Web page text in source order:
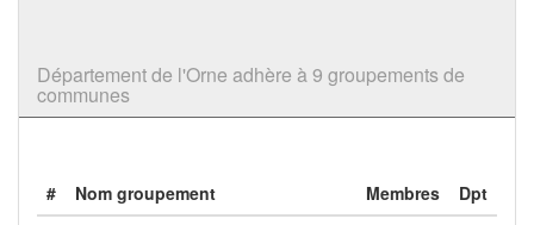
Département de l'Orne adhère à 9 groupements de
communes
# Nom groupement Membres
Dpt